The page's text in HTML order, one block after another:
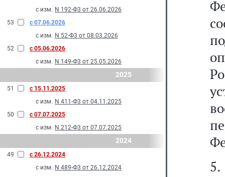
с изм. N 192-Ф3 от 26.06.2026
53
с 07.06.2026
с изм. N 52-Ф3 от 08.03.2026
52
с 05.06.2026
с изм. N 149-Ф3 от 25.05.2026
2025
51
с 15.11.2025
с изм. N 411-Ф3 от 04.11.2025
50
с 07.07.2025
с изм. N 212-Ф3 от 07.07.2025
2024
49
с 26.12.2024
с изм. N 489-Ф3 от 26.12.2024